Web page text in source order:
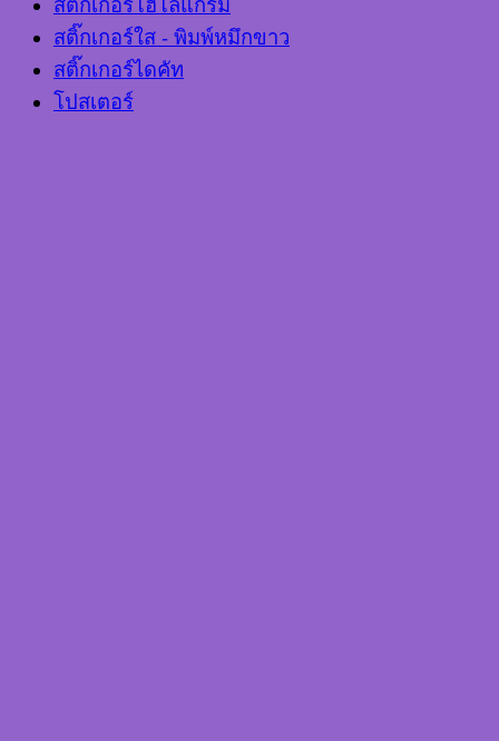
สติ๊กเกอร์โฮโลแกรม
สติ๊กเกอร์ใส - พิมพ์หมึกขาว
สติ๊กเกอร์ไดคัท
โปสเตอร์